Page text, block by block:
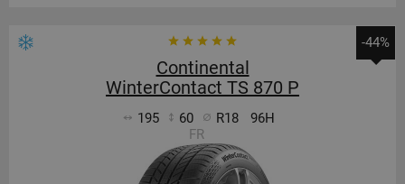
-44%
Continental
WinterContact TS 870 P
195 60 R18
96H
FR